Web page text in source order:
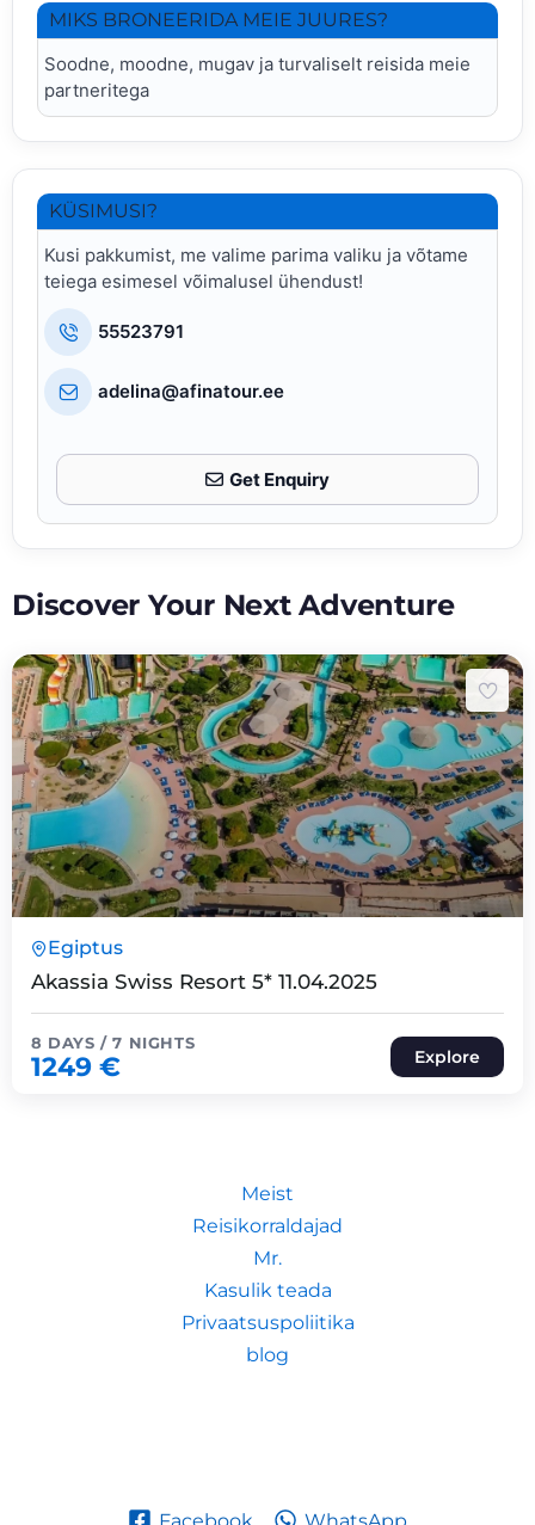
MIKS BRONEERIDA MEIE JUURES?
Soodne, moodne, mugav ja turvaliselt reisida meie
partneritega
KÜSIMUSI?
Kusi pakkumist, me valime parima valiku ja võtame
teiega esimesel võimalusel ühendust!
55523791
adelina@afinatour.ee
Get Enquiry
Discover Your Next Adventure
Expired !
Egiptus
Akassia Swiss Resort 5* 11.04.2025
8 DAYS / 7 NIGHTS
1249 € Explore
Meist
Reisikorraldajad
Mr.
Kasulik teada
Privaatsuspoliitika
blog
Facebook WhatsApp